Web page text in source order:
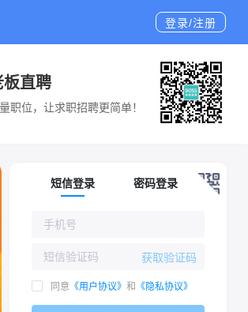
登录/注册
板直聘
职位，让求职招聘更简单！
短信登录 密码登录
获取验证码
同意 《用户协议》 和 《隐私协议》